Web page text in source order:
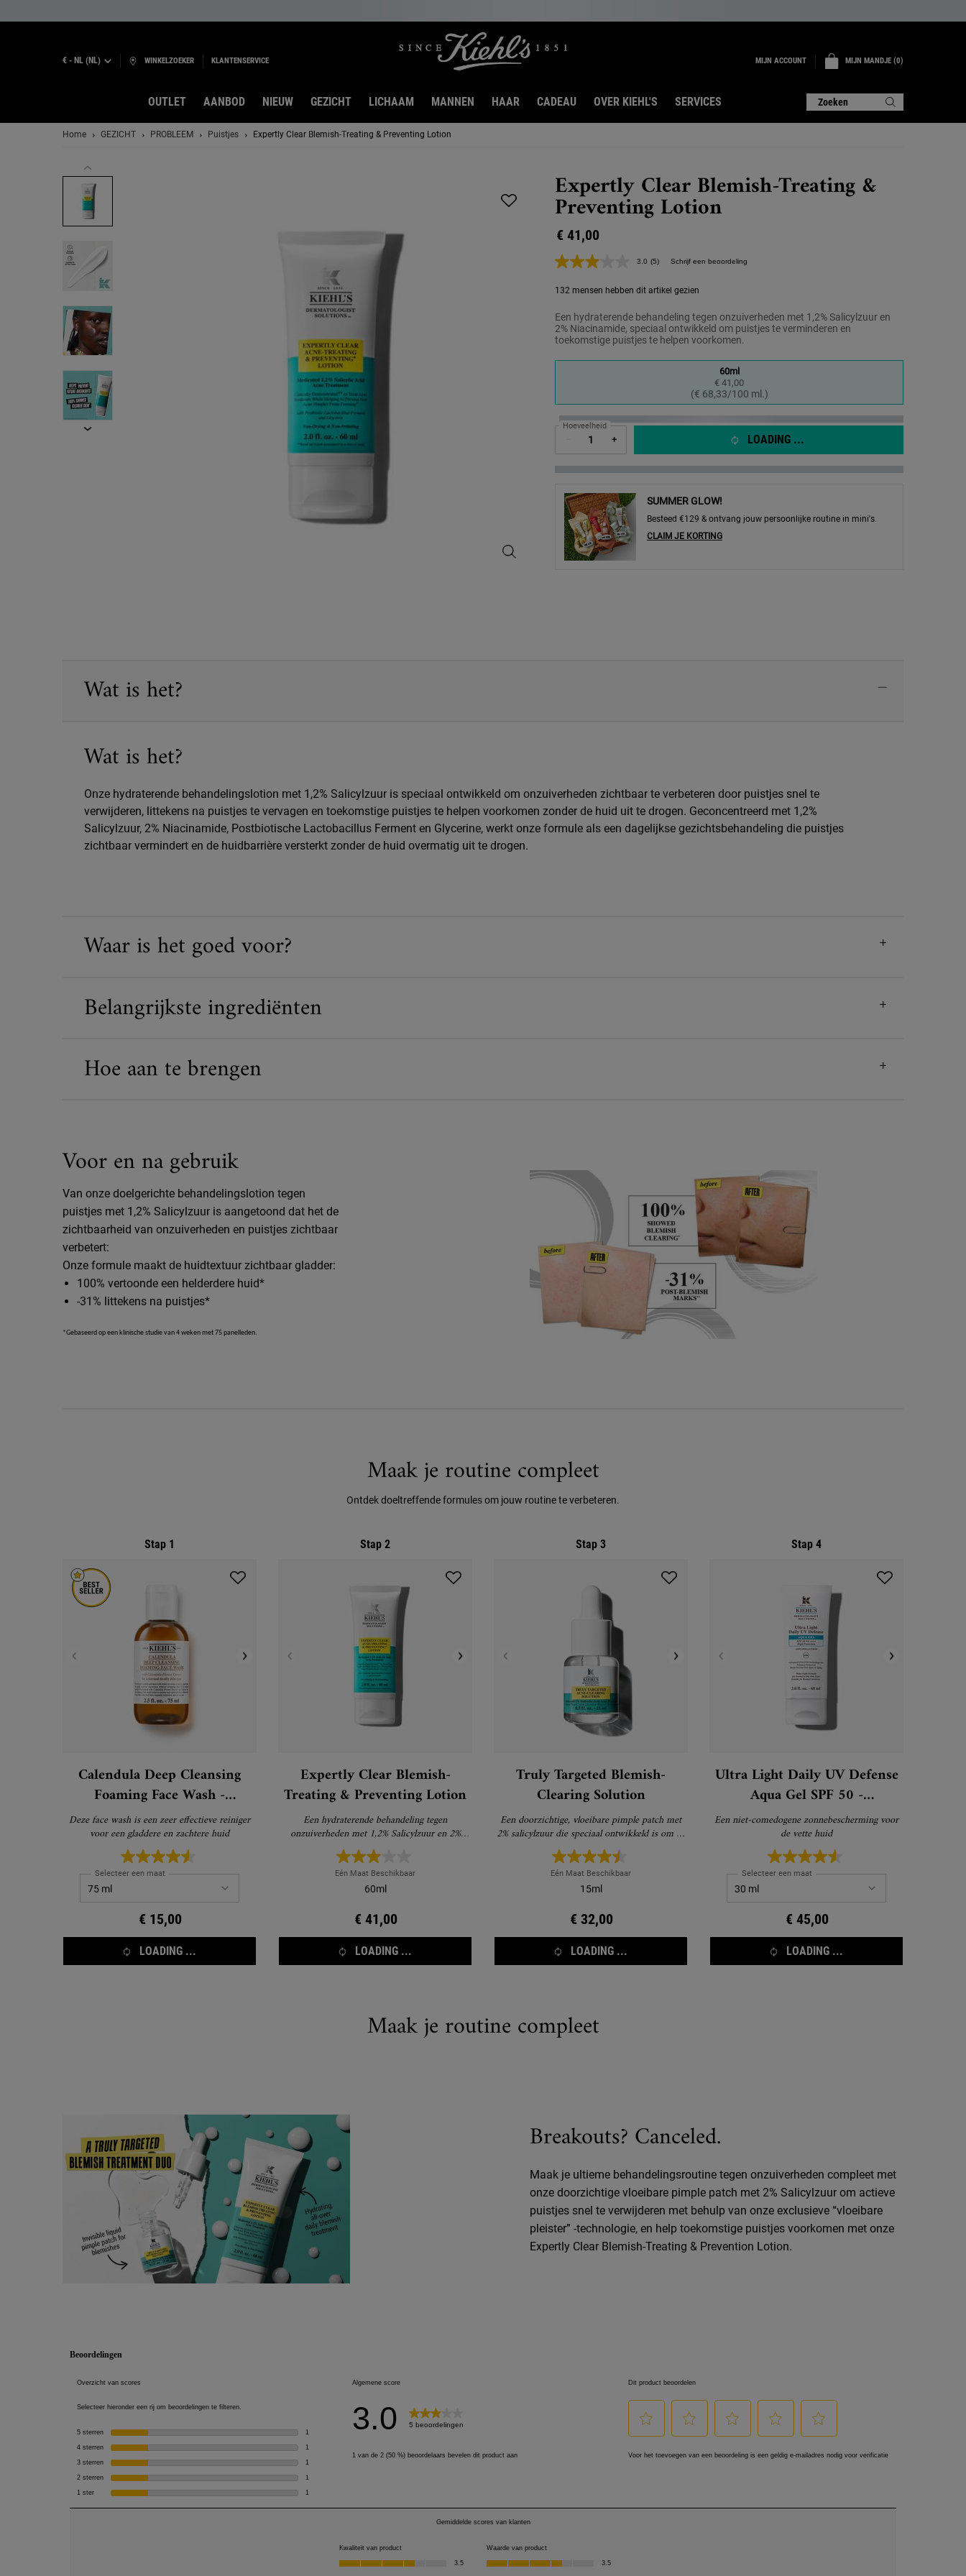
€ - NL (NL) WINKELZOEKER KLANTENSERVICE MIJN ACCOUNT MIJN MANDJE 0
0 PRODUCT
OUTLET AANBOD NIEUW GEZICHT LICHAAM MANNEN HAAR CADEAU OVER KIEHL'S SERVICES Zoeken
Home GEZICHT PROBLEEM Puistjes Expertly Clear Blemish-Treating & Preventing Lotion
Expertly Clear Blemish-Treating &
Preventing Lotion
€ 41,00
3.0 Lees
beoordelingen.
paginalink.
(5) Schrijf een beoordeling
132 mensen hebben dit artikel gezien
Expertly Clear Blemish-Treating & Preventing Lotion - Afbeelding inzoomen
Een hydraterende behandeling tegen onzuiverheden met 1,2% Salicylzuur en
2% Niacinamide, speciaal ontwikkeld om puistjes te verminderen en
toekomstige puistjes te helpen voorkomen.
Geselecteerd
60ml
€ 41,00
(€ 68,33/100 ml.)
, 1 of 1
Hoeveelheid
+ LOADING ...
SUMMER GLOW!
Besteed €129 & ontvang jouw persoonlijke routine in mini's.
CLAIM JE KORTING
Wat is het?
Wat is het?
Onze hydraterende behandelingslotion met 1,2% Salicylzuur is speciaal ontwikkeld om onzuiverheden zichtbaar te verbeteren door puistjes snel te
verwijderen, littekens na puistjes te vervagen en toekomstige puistjes te helpen voorkomen zonder de huid uit te drogen. Geconcentreerd met 1,2%
Salicylzuur, 2% Niacinamide, Postbiotische Lactobacillus Ferment en Glycerine, werkt onze formule als een dagelijkse gezichtsbehandeling die puistjes
zichtbaar vermindert en de huidbarrière versterkt zonder de huid overmatig uit te drogen.
Waar is het goed voor?
Belangrijkste ingrediënten
Hoe aan te brengen
Voor en na gebruik
Van onze doelgerichte behandelingslotion tegen
puistjes met 1,2% Salicylzuur is aangetoond dat het de
zichtbaarheid van onzuiverheden en puistjes zichtbaar
verbetert:
Onze formule maakt de huidtextuur zichtbaar gladder:
100% vertoonde een helderdere huid*
-31% littekens na puistjes*
*Gebaseerd op een klinische studie van 4 weken met 75 panelleden.
Maak je routine compleet
Ontdek doeltreffende formules om jouw routine te verbeteren.
Stap 1
Calendula Deep Cleansing
Foaming Face Wash -
Gezichtsreiniger
Deze face wash is een zeer effectieve reiniger
voor een gladdere en zachtere huid
Selecteer een maat
€ 15,00
LOADING ...
Stap 2
Expertly Clear Blemish-
Treating & Preventing Lotion
Een hydraterende behandeling tegen
onzuiverheden met 1,2% Salicylzuur en 2%
Niacinamide, speciaal ontwikkeld om puistjes te
verminderen en toekomstige puistjes te helpen
voorkomen.
Eén Maat Beschikbaar
60ml
€ 41,00
LOADING ...
Stap 3
Truly Targeted Blemish-
Clearing Solution
Een doorzichtige, vloeibare pimple patch met
2% salicylzuur die speciaal ontwikkeld is om de
grootte, kleur en littekens na puistjes zichtbaar
te verminderen.
Eén Maat Beschikbaar
15ml
€ 32,00
LOADING ...
Stap 4
Ultra Light Daily UV Defense
Aqua Gel SPF 50 -
Zonnebrandcrème voor het
Gezicht
Een niet-comedogene zonnebescherming voor
de vette huid
Selecteer een maat
€ 45,00
LOADING ...
Maak je routine compleet
Breakouts? Canceled.
Maak je ultieme behandelingsroutine tegen onzuiverheden compleet met
onze doorzichtige vloeibare pimple patch met 2% Salicylzuur om actieve
puistjes snel te verwijderen met behulp van onze exclusieve “vloeibare
pleister” -technologie, en help toekomstige puistjes voorkomen met onze
Expertly Clear Blemish-Treating & Prevention Lotion.